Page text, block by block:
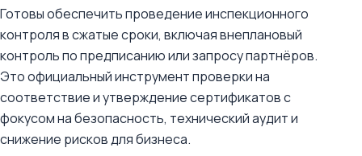
Готовы обеспечить проведение инспекционного
контроля в сжатые сроки, включая внеплановый
контроль по предписанию или запросу партнёров.
Это официальный инструмент проверки на
соответствие и утверждение сертификатов с
фокусом на безопасность, технический аудит и
снижение рисков для бизнеса.